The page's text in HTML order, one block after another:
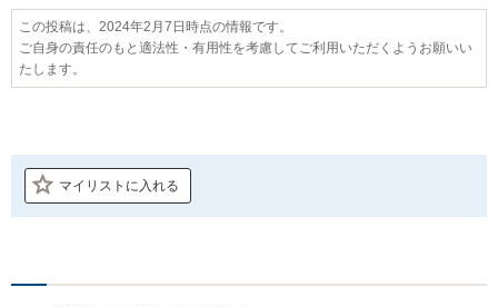
この投稿は、2024年2月7日時点の情報です。
ご自身の責任のもと適法性・有用性を考慮してご利用いただくようお願いい
たします。
マイリストに入れる